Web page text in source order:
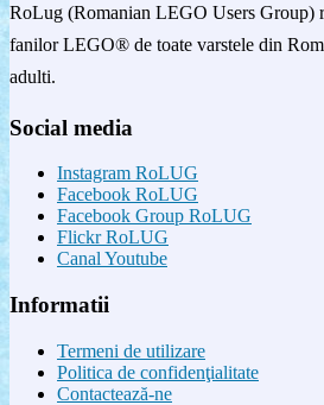
RoLug (Romanian LEGO Users Group)
fanilor LEGO® de toate varstele din
adulti.
Social media
Instagram RoLUG
Facebook RoLUG
Facebook Group RoLUG
Flickr RoLUG
Canal Youtube
Informatii
Termeni de utilizare
Politica de confidenţialitate
Contactează-ne